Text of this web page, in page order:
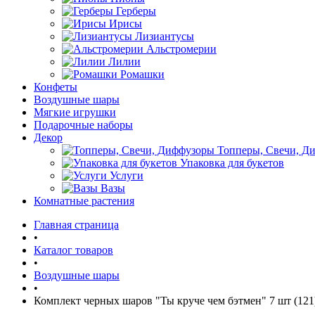
Герберы
Ирисы
Лизиантусы
Альстромерии
Лилии
Ромашки
Конфеты
Воздушные шары
Мягкие игрушки
Подарочные наборы
Декор
Топперы, Свечи,
Упаковка для букетов
Услуги
Вазы
Комнатные растения
Главная страница
•
Каталог товаров
•
Воздушные шары
•
Комплект черных шаров "Ты круче чем бэтмен" 7 шт